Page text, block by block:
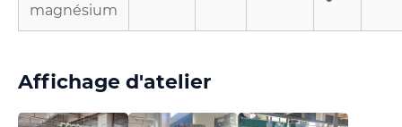
magnésium
Affichage d'atelier